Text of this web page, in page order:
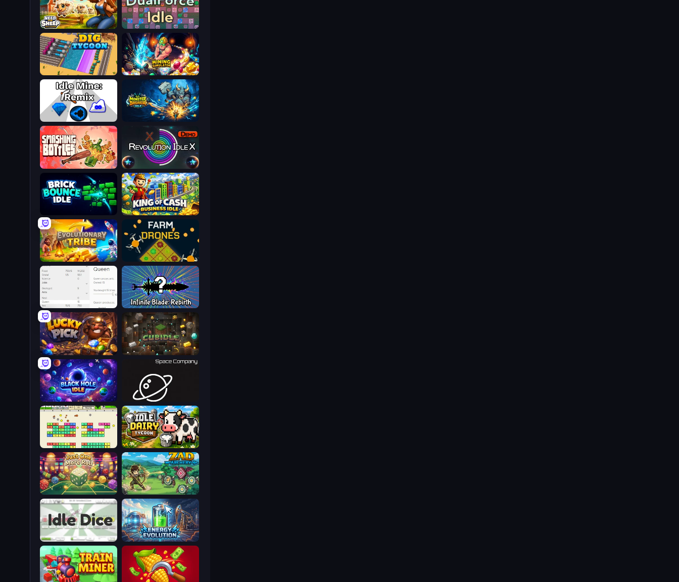
DualForce Idle
Need for Sheep: Idle Clicker
Mining Simulator
Dig Tycoon
Monster Breaker Idle
Idle Mine: Remix
Revolution Idle X
Smashing Bottles
King of Cash Business Idle
Brick Bounce Idle
Farm Drones
Evolutionary Tribe
Infinite Blade: Rebirth
Idle Ants
Cubidle
Lucky Pick
Space Company
Black Hole Idle
Idle Dairy Tycoon
Idle Breakout
Zad Archery - Demo
Just One More Roll
Energy Evolution
Idle Dice